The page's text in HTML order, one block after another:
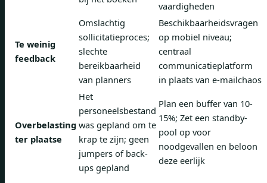
vaardigheden
Te weinig
feedback
Omslachtig
sollicitatieproces;
slechte
bereikbaarheid
van planners
Beschikbaarheidsvragen
op mobiel niveau;
centraal
communicatieplatform
in plaats van e-mailchaos
Overbelasting
ter plaatse
Het
personeelsbestand
was gepland om te
krap te zijn; geen
jumpers of back-
ups gepland
Plan een buffer van 10-
15%; Zet een standby-
pool op voor
noodgevallen en beloon
deze eerlijk